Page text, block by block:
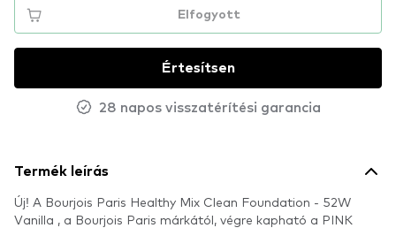
Elfogyott
Értesítsen
28 napos visszatérítési garancia
Termék leírás
Új! A Bourjois Paris Healthy Mix Clean Foundation - 52W
Vanilla , a Bourjois Paris márkától, végre kapható a PINK